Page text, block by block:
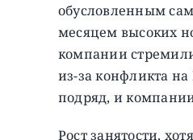
обусловленным
месяцем высоких
компании
из-за конфликта
подряд, и
Рост занятости,